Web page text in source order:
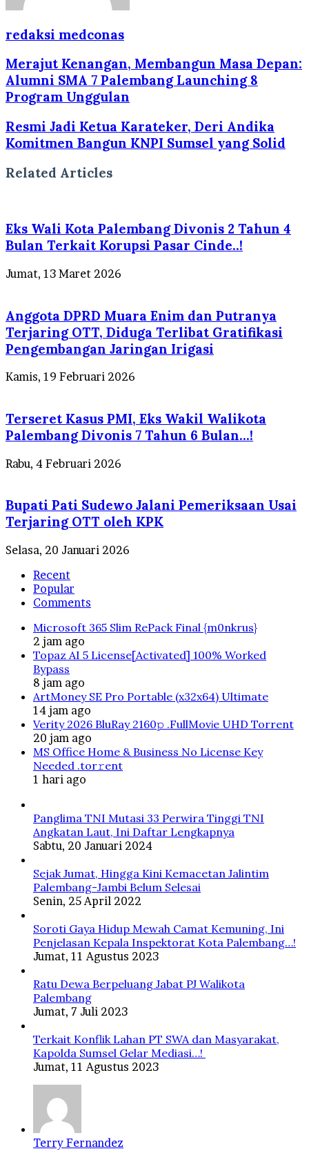
redaksi medconas
Merajut Kenangan, Membangun Masa Depan:
Alumni SMA 7 Palembang Launching 8
Program Unggulan
Resmi Jadi Ketua Karateker, Deri Andika
Komitmen Bangun KNPI Sumsel yang Solid
Related Articles
Eks Wali Kota Palembang Divonis 2 Tahun 4
Bulan Terkait Korupsi Pasar Cinde..!
Jumat, 13 Maret 2026
Anggota DPRD Muara Enim dan Putranya
Terjaring OTT, Diduga Terlibat Gratifikasi
Pengembangan Jaringan Irigasi
Kamis, 19 Februari 2026
Terseret Kasus PMI, Eks Wakil Walikota
Palembang Divonis 7 Tahun 6 Bulan…!
Rabu, 4 Februari 2026
Bupati Pati Sudewo Jalani Pemeriksaan Usai
Terjaring OTT oleh KPK
Selasa, 20 Januari 2026
Recent
Popular
Comments
Microsoft 365 Slim RePack Final {m0nkrus}
2 jam ago
Topaz AI 5 License[Activated] 100% Worked
Bypass
8 jam ago
ArtMoney SE Pro Portable (x32x64) Ultimate
14 jam ago
Verity 2026 BluRay 2160𝚙 .FullMov𝗂e UHD Torrent
20 jam ago
MS Office Home & Business No License Key
Needed .tоr𝚛еnt
1 hari ago
Panglima TNI Mutasi 33 Perwira Tinggi TNI
Angkatan Laut, Ini Daftar Lengkapnya
Sabtu, 20 Januari 2024
Sejak Jumat, Hingga Kini Kemacetan Jalintim
Palembang-Jambi Belum Selesai
Senin, 25 April 2022
Soroti Gaya Hidup Mewah Camat Kemuning, Ini
Penjelasan Kepala Inspektorat Kota Palembang…!
Jumat, 11 Agustus 2023
Ratu Dewa Berpeluang Jabat PJ Walikota
Palembang
Jumat, 7 Juli 2023
Terkait Konflik Lahan PT SWA dan Masyarakat,
Kapolda Sumsel Gelar Mediasi…!
Jumat, 11 Agustus 2023
Terry Fernandez